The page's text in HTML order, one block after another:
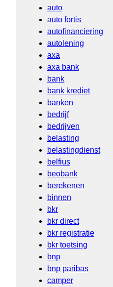
auto
auto fortis
autofinanciering
autolening
axa
axa bank
bank
bank krediet
banken
bedrijf
bedrijven
belasting
belastingdienst
belfius
beobank
berekenen
binnen
bkr
bkr direct
bkr registratie
bkr toetsing
bnp
bnp paribas
camper